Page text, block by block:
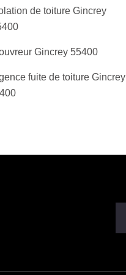
de toiture Gincrey
Gincrey 55400
fuite de toiture Gincrey